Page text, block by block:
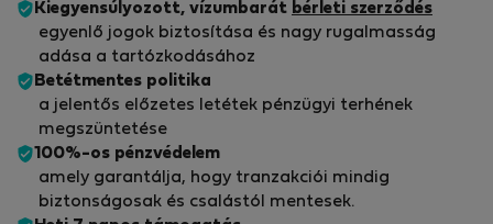
Kiegyensúlyozott, vízumbarát bérleti szerződés
egyenlő jogok biztosítása és nagy rugalmasság
adása a tartózkodásához
Betétmentes politika
a jelentős előzetes letétek pénzügyi terhének
megszüntetése
100%-os pénzvédelem
amely garantálja, hogy tranzakciói mindig
biztonságosak és csalástól mentesek.